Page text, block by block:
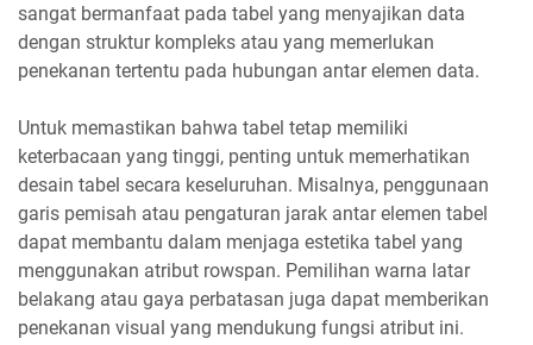
sangat bermanfaat pada tabel yang menyajikan data
dengan struktur kompleks atau yang memerlukan
penekanan tertentu pada hubungan antar elemen data.
Untuk memastikan bahwa tabel tetap memiliki
keterbacaan yang tinggi, penting untuk memerhatikan
desain tabel secara keseluruhan. Misalnya, penggunaan
garis pemisah atau pengaturan jarak antar elemen tabel
dapat membantu dalam menjaga estetika tabel yang
menggunakan atribut rowspan. Pemilihan warna latar
belakang atau gaya perbatasan juga dapat memberikan
penekanan visual yang mendukung fungsi atribut ini.